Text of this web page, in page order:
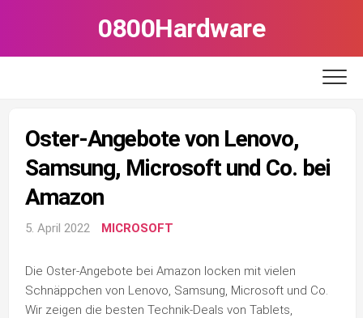
0800Hardware
Oster-Angebote von Lenovo,
Samsung, Microsoft und Co. bei
Amazon
5. April 2022 MICROSOFT
Die Oster-Angebote bei Amazon locken mit vielen
Schnäppchen von Lenovo, Samsung, Microsoft und Co.
Wir zeigen die besten Technik-Deals von Tablets,